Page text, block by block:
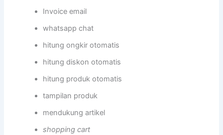
Invoice email
whatsapp chat
hitung ongkir otomatis
hitung diskon otomatis
hitung produk otomatis
tampilan produk
mendukung artikel
shopping cart